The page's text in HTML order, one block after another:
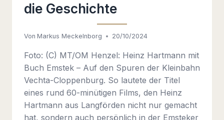
die Geschichte
Von Markus Meckelnborg 20/10/2024
Foto: (C) MT/OM Henzel: Heinz Hartmann mit
Buch Emstek – Auf den Spuren der Kleinbahn
Vechta-Cloppenburg. So lautete der Titel
eines rund 60-minütigen Films, den Heinz
Hartmann aus Langförden nicht nur gemacht
hat, sondern auch persönlich in der Emsteker